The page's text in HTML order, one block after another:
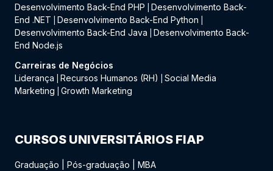
Desenvolvimento Back-End PHP
Desenvolvimento Back-
End .NET
Desenvolvimento Back-End Python
Desenvolvimento Back-End Java
Desenvolvimento Back-
End Node.js
Carreiras de Negócios
Liderança
Recursos Humanos (RH)
Social Media
Marketing
Growth Marketing
CURSOS UNIVERSITÁRIOS FIAP
Graduação Pós-graduação MBA